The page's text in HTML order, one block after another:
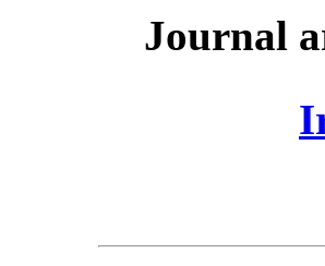
Journal